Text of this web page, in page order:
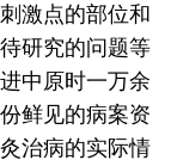
激点的部位和
研究的问题等
中原时一万余
鲜见的病案资
治病的实际情